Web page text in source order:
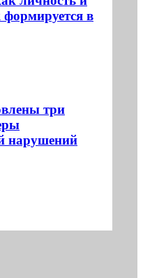
в
три
нарушений